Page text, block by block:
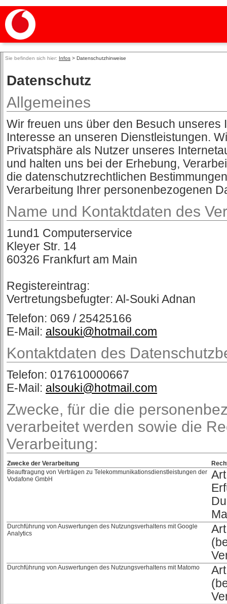
Sie befinden sich hier: Infos > Datenschutzhinweise
Datenschutz
Allgemeines
Wir freuen uns über den Besuch unseres
Interesse an unseren Dienstleistungen.
Privatsphäre als Nutzer unseres
und halten uns bei der Erhebung,
die datenschutzrechtlichen
Verarbeitung Ihrer personenbezogenen
Name und Kontaktdaten des
1und1 Computerservice
Kleyer Str. 14
60326 Frankfurt am Main
Registereintrag:
Vertretungsbefugter: Al-Souki Adnan
Telefon: 069 / 25425166
E-Mail: alsouki@hotmail.com
Kontaktdaten des
Telefon: 017610000667
E-Mail: alsouki@hotmail.com
Zwecke, für die die
verarbeitet werden sowie die
Verarbeitung:
Zwecke der Verarbeitung
Beauftragung von Verträgen zu Telekommunikationsdienstleistungen der
Vodafone GmbH
Durchführung von Auswertungen des Nutzungsverhaltens mit Google
Analytics
Durchführung von Auswertungen des Nutzungsverhaltens mit Matomo